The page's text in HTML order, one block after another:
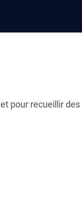
pour recueillir des